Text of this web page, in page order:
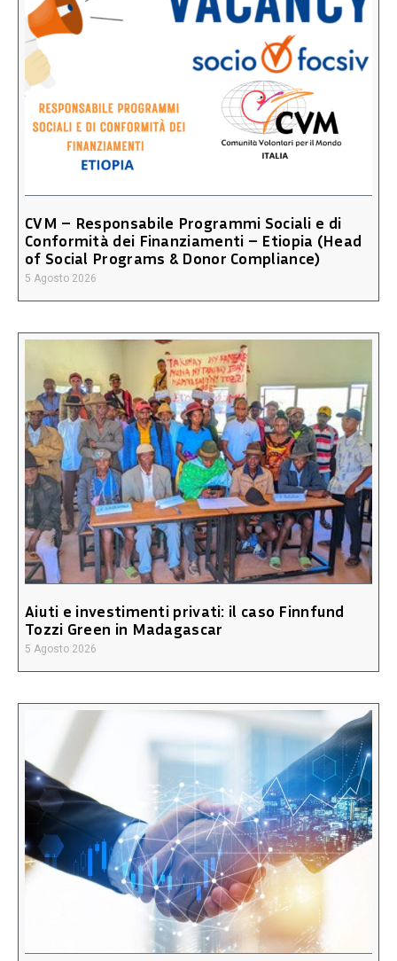
CVM – Responsabile Programmi Sociali e di
Conformità dei Finanziamenti – Etiopia (Head
of Social Programs & Donor Compliance)
5 Agosto 2026
Aiuti e investimenti privati: il caso Finnfund
Tozzi Green in Madagascar
5 Agosto 2026